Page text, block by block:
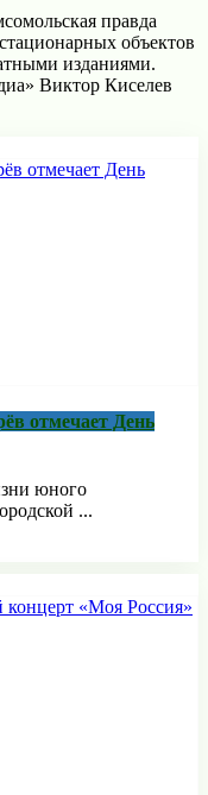
прaвда
объектов
изданиями.
Виктор Киселев
отмечает День
юного
...